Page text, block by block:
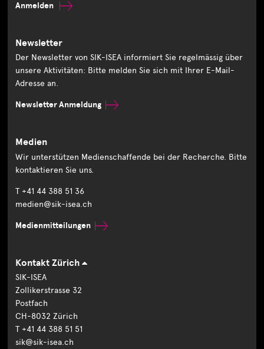
Anmelden
Newsletter
Der Newsletter von SIK-ISEA informiert Sie regelmässig über
unsere Aktivitäten: Bitte melden Sie sich mit Ihrer E-Mail-
Adresse an.
Newsletter Anmeldung
Medien
Wir unterstützen Medienschaffende bei der Recherche. Bitte
kontaktieren Sie uns.
T +41 44 388 51 36
medien@sik-isea.ch
Medienmitteilungen
Kontakt Zürich
SIK-ISEA
Zollikerstrasse 32
Postfach
CH-8032 Zürich
T +41 44 388 51 51
sik@sik-isea.ch